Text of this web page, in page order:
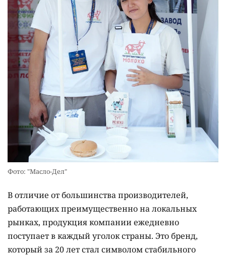
Фото: "Масло-Дел"
В отличие от большинства производителей,
работающих преимущественно на локальных
рынках, продукция компании ежедневно
поступает в каждый уголок страны. Это бренд,
который за 20 лет стал символом стабильного